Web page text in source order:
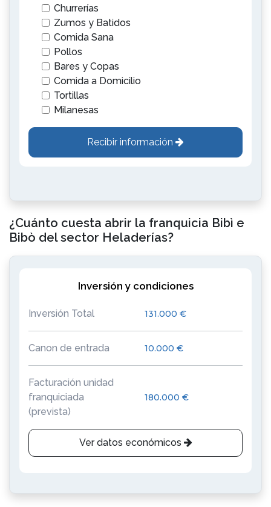
Churrerías
Zumos y Batidos
Comida Sana
Pollos
Bares y Copas
Comida a Domicilio
Tortillas
Milanesas
Recibir información
¿Cuánto cuesta abrir la franquicia Bibì e
Bibò del sector Heladerías?
Inversión y condiciones
Inversión Total 131.000 €
Canon de entrada 10.000 €
Facturación unidad
franquiciada
(prevista)
180.000 €
Ver datos económicos